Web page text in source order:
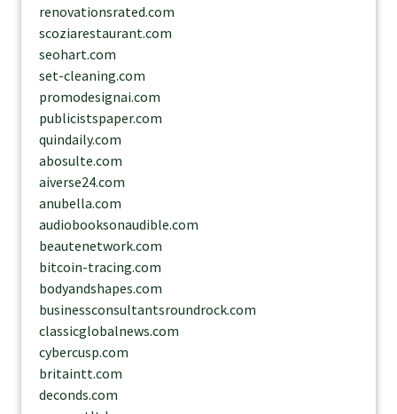
renovationsrated.com
scoziarestaurant.com
seohart.com
set-cleaning.com
promodesignai.com
publicistspaper.com
quindaily.com
abosulte.com
aiverse24.com
anubella.com
audiobooksonaudible.com
beautenetwork.com
bitcoin-tracing.com
bodyandshapes.com
businessconsultantsroundrock.com
classicglobalnews.com
cybercusp.com
britaintt.com
deconds.com